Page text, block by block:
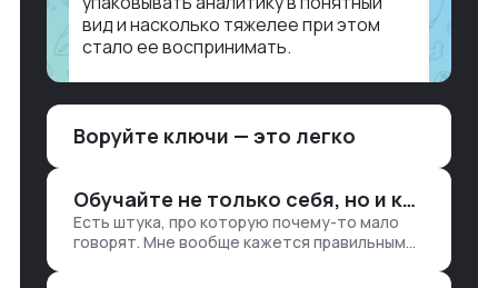
вид и насколько тяжелее при этом
стало ее воспринимать.
аналитикой лет 15 назад, нужно было:
продажи, заявки, прогресс по проекту
— все ручками
Воруйте ключи — это легко
Обучайте не только себя, но и клиентов
Есть штука, про которую почему-то мало
говорят. Мне вообще кажется правильным